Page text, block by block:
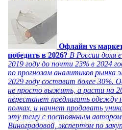
Офлайн vs
победить в 2026? В России доля
2019 году до почти 23% в 2024
по прогнозам аналитиков рынка
2029 году составит более
не просто выжить, а расти на
перестанет предлагать одежду
полках, и начнет продавать
эту тему с постоянным автором
Виноградовой, экспертом по